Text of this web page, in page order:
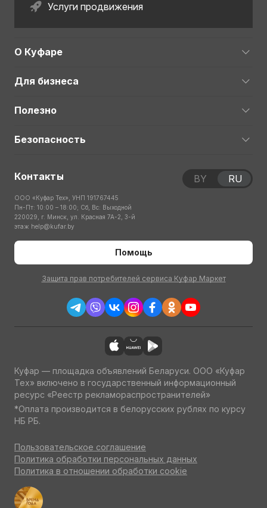
Услуги продвижения
О Куфаре
Для бизнеса
Полезно
Безопасность
Контакты
ООО «Куфар Тех», УНП 191767445
Пн-Пт: 10:00 – 18:00; Сб, Вс: Выходной
220029, г. Минск, ул. Красная 7А-2, 3-й
этаж help@kufar.by
Помощь
Защита прав потребителей сервиса Куфар Маркет
BY RU
Куфар — площадка объявлений Беларуси. ООО «Куфар
Тех» включено в государственный информационный
ресурс «Реестр рекламораспространителей»
*Оплата производится в белорусских рублях по курсу
НБ РБ.
Пользовательское соглашение
Политика обработки персональных данных
Политика в отношении обработки cookie